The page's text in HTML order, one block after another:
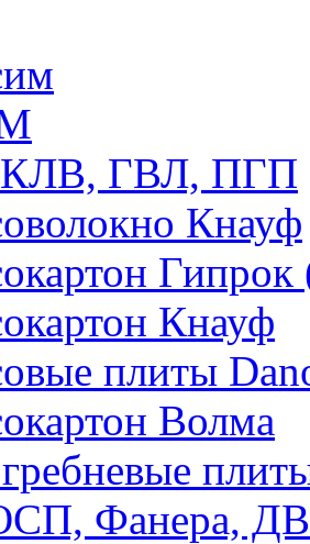
ГВЛ, ПГП
Кнауф
Гипрок
Кнауф
плиты
Волма
Фанера,